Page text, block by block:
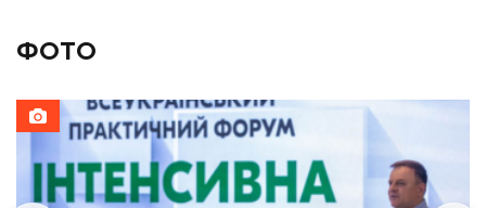
ФОТО